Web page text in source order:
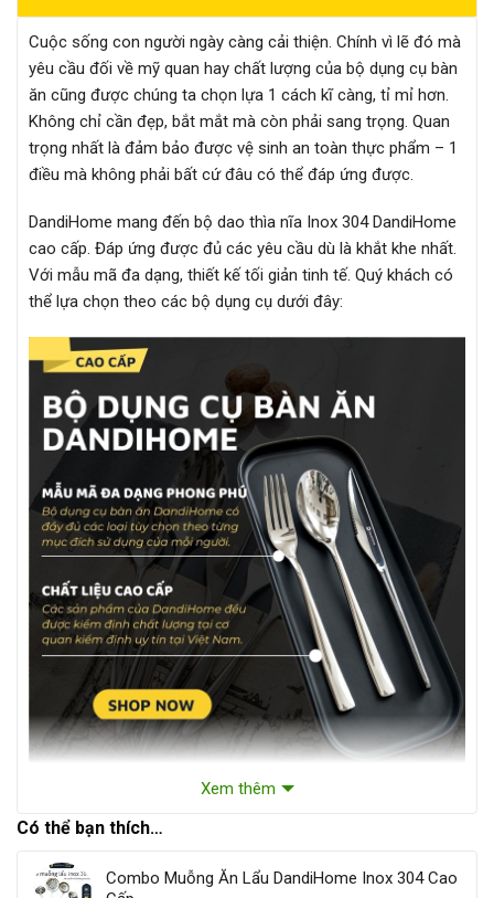
Cuộc sống con người ngày càng cải thiện. Chính vì lẽ đó mà
yêu cầu đối về mỹ quan hay chất lượng của bộ dụng cụ bàn
ăn cũng được chúng ta chọn lựa 1 cách kĩ càng, tỉ mỉ hơn.
Không chỉ cần đẹp, bắt mắt mà còn phải sang trọng. Quan
trọng nhất là đảm bảo được vệ sinh an toàn thực phẩm – 1
điều mà không phải bất cứ đâu có thể đáp ứng được.
DandiHome mang đến bộ dao thìa nĩa Inox 304 DandiHome
cao cấp. Đáp ứng được đủ các yêu cầu dù là khắt khe nhất.
Với mẫu mã đa dạng, thiết kế tối giản tinh tế. Quý khách có
thể lựa chọn theo các bộ dụng cụ dưới đây:
Xem thêm
Có thể bạn thích…
Combo Muỗng Ăn Lẩu DandiHome Inox 304 Cao